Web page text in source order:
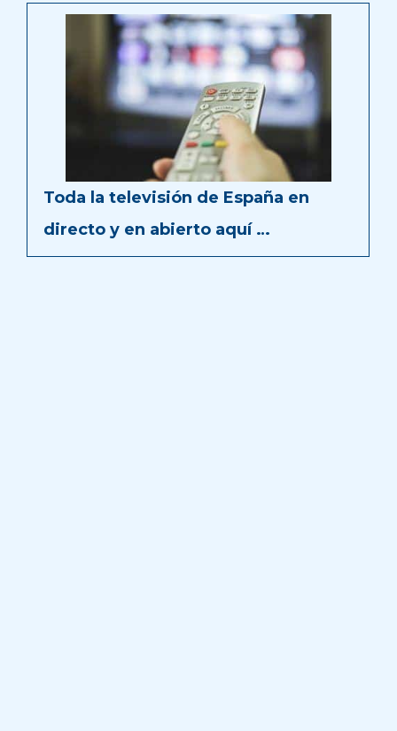
Toda la televisión de España en
directo y en abierto aquí …